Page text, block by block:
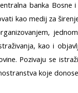
banka Bosne
kao medij za
kao i
Pozivaju se
koje